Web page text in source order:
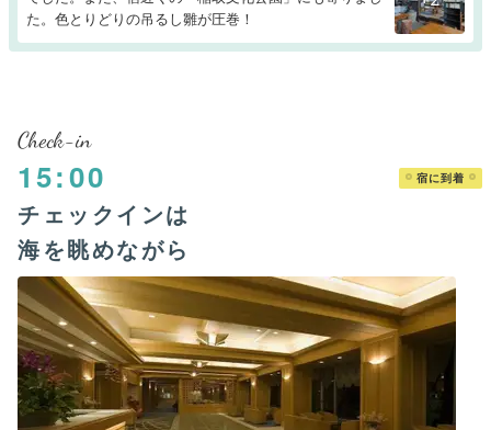
た。色とりどりの吊るし雛が圧巻！
Check-in
15:00 宿に到着
チェックインは
海を眺めながら